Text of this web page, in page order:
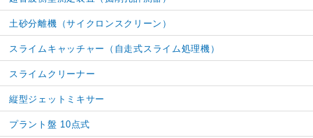
土砂分離機（サイクロンスクリーン）
スライムキャッチャー （自走式スライム処理機）
スライムクリーナー
縦型ジェットミキサー
プラント盤 10点式